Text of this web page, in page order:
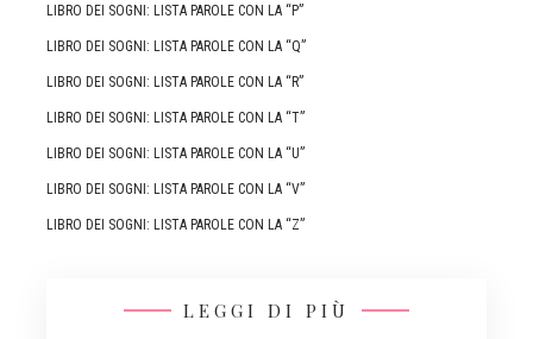
LIBRO DEI SOGNI: LISTA PAROLE CON LA “P”
LIBRO DEI SOGNI: LISTA PAROLE CON LA “Q”
LIBRO DEI SOGNI: LISTA PAROLE CON LA “R”
LIBRO DEI SOGNI: LISTA PAROLE CON LA “T”
LIBRO DEI SOGNI: LISTA PAROLE CON LA “U”
LIBRO DEI SOGNI: LISTA PAROLE CON LA “V”
LIBRO DEI SOGNI: LISTA PAROLE CON LA “Z”
LEGGI DI PIÙ